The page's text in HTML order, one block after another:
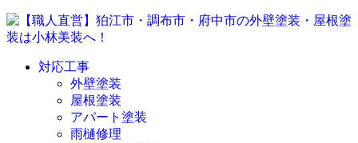
対応工事
外壁塗装
屋根塗装
アパート塗装
雨樋修理